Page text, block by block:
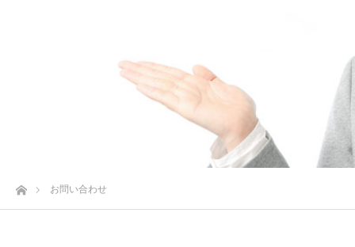
ホームお問い合わせ